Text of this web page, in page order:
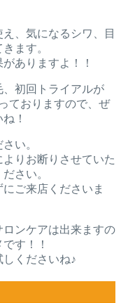
、気になるシワ、目
ます。
ありますよ！！
初回トライアルが
ておりますので、ぜ
！
い。
りお断りさせていた
さい。
ご来店くださいま
ンケアは出来ますの
す！！
くださいね♪